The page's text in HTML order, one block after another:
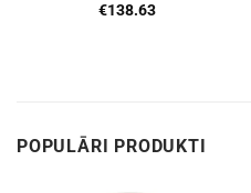
€138.63
POPULĀRI PRODUKTI